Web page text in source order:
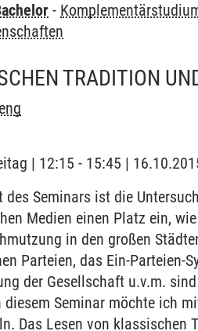
-
TRADITION
| 12:15 - 15:45 |
des Seminars ist die
Medien einen Platz ein,
in den großen
Parteien, das Ein-Parteien-
der Gesellschaft u.v.m.
Seminar möchte ich
Das Lesen von klassischen